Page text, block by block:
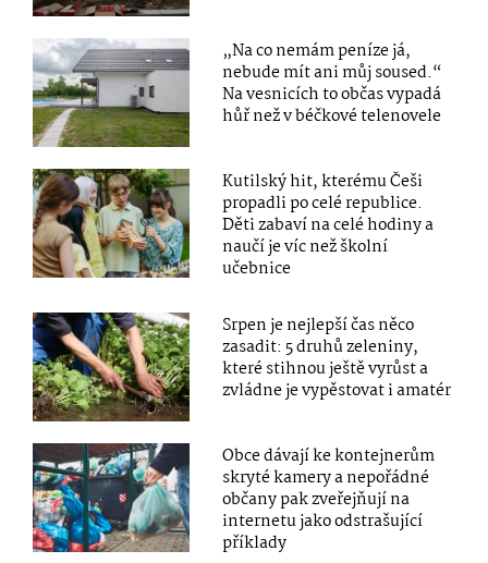
„Na co nemám peníze já,
nebude mít ani můj soused.“
Na vesnicích to občas vypadá
hůř než v béčkové telenovele
Kutilský hit, kterému Češi
propadli po celé republice.
Děti zabaví na celé hodiny a
naučí je víc než školní
učebnice
Srpen je nejlepší čas něco
zasadit: 5 druhů zeleniny,
které stihnou ještě vyrůst a
zvládne je vypěstovat i amatér
Obce dávají ke kontejnerům
skryté kamery a nepořádné
občany pak zveřejňují na
internetu jako odstrašující
příklady